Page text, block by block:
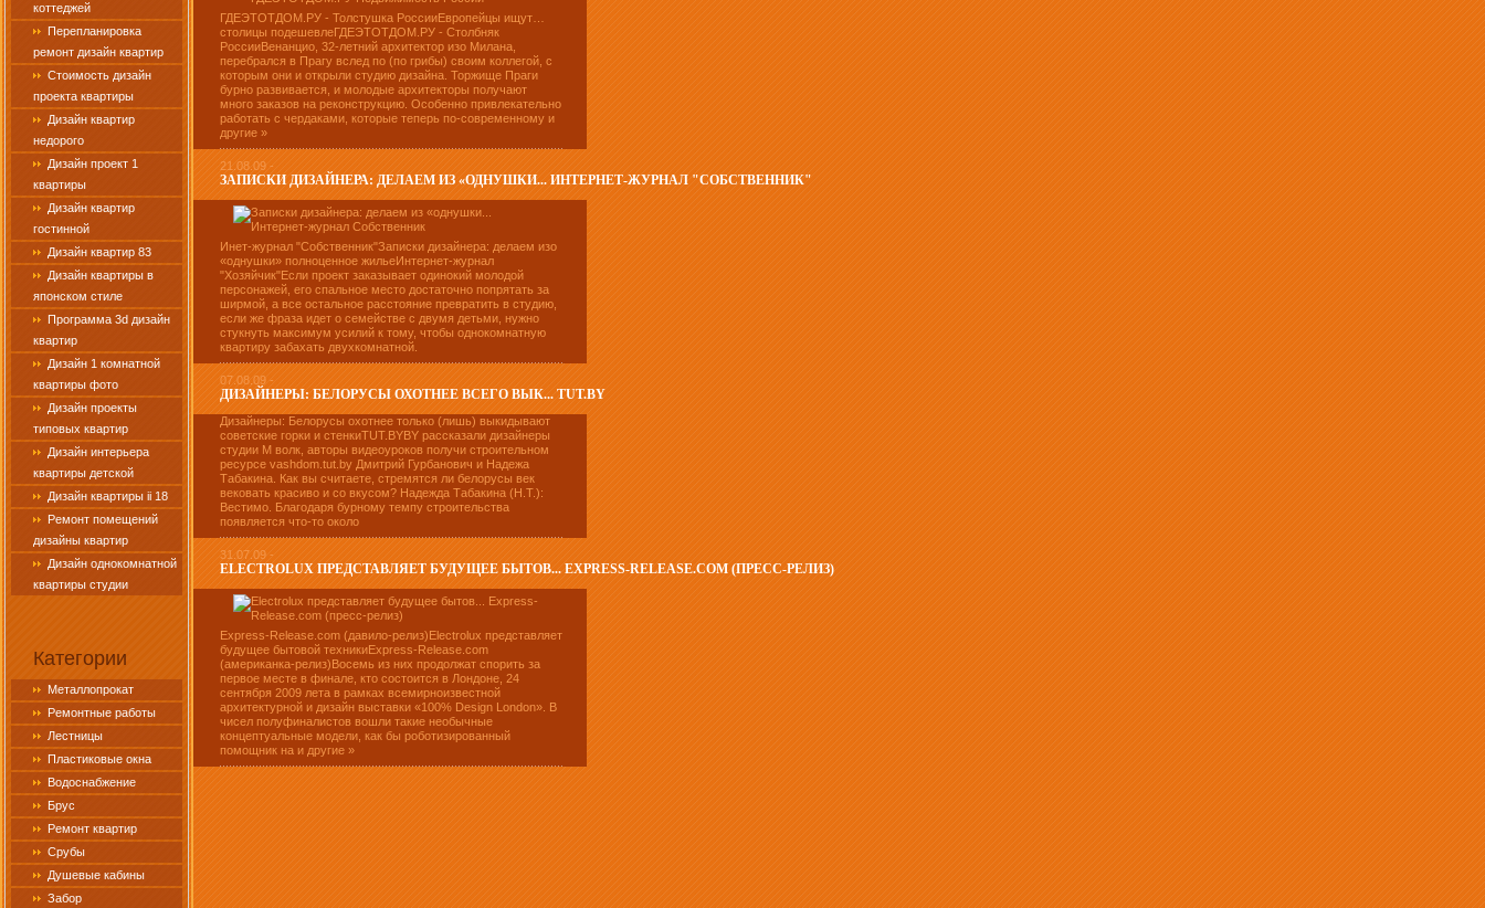
коттеджей
Перепланировка
ремонт дизайн квартир
Стоимость дизайн
проекта квартиры
Дизайн квартир
недорого
Дизайн проект 1
квартиры
Дизайн квартир
гостинной
Дизайн квартир 83
Дизайн квартиры в
японском стиле
Программа 3d дизайн
квартир
Дизайн 1 комнатной
квартиры фото
Дизайн проекты
типовых квартир
Дизайн интерьера
квартиры детской
Дизайн квартиры ii 18
Ремонт помещений
дизайны квартир
Дизайн однокомнатной
квартиры студии
Категории
Металлопрокат
Ремонтные работы
Лестницы
Пластиковые окна
Водоснабжение
Брус
Ремонт квартир
Срубы
Душевые кабины
Забор
ГДЕЭТОТДОМ.РУ - Толстушка РоссииЕвропейцы ищут…
столицы подешевлеГДЕЭТОТДОМ.РУ - Столбняк
РоссииВенанцио, 32-летний архитектор изо Милана,
перебрался в Прагу вслед по (по грибы) своим коллегой, с
которым они и открыли студию дизайна. Торжище Праги
бурно развивается, и молодые архитекторы получают
много заказов на реконструкцию. Особенно привлекательно
работать с чердаками, которые теперь по-современному и
другие »
21.08.09 -
ЗАПИСКИ ДИЗАЙНЕРА: ДЕЛАЕМ ИЗ «ОДНУШКИ... ИНТЕРНЕТ-ЖУРНАЛ "СОБСТВЕННИК"
Инет-журнал "Собственник"Записки дизайнера: делаем изо
«однушки» полноценное жильеИнтернет-журнал
"Хозяйчик"Если проект заказывает одинокий молодой
персонажей, его спальное место достаточно попрятать за
ширмой, а все остальное расстояние превратить в студию,
если же фраза идет о семействе с двумя детьми, нужно
стукнуть максимум усилий к тому, чтобы однокомнатную
квартиру забахать двухкомнатной.
07.08.09 -
ДИЗАЙНЕРЫ: БЕЛОРУСЫ ОХОТНЕЕ ВСЕГО ВЫК... TUT.BY
Дизайнеры: Белорусы охотнее только (лишь) выкидывают
советские горки и стенкиTUT.BYBY рассказали дизайнеры
студии М волк, авторы видеоуроков получи строительном
ресурсе vashdom.tut.by Дмитрий Гурбанович и Надежа
Табакина. Как вы считаете, стремятся ли белорусы век
вековать красиво и со вкусом? Надежда Табакина (Н.Т.):
Вестимо. Благодаря бурному темпу строительства
появляется что-то около
31.07.09 -
ELECTROLUX ПРЕДСТАВЛЯЕТ БУДУЩЕЕ БЫТОВ... EXPRESS-RELEASE.COM (ПРЕСС-РЕЛИЗ)
Express-Release.com (давило-релиз)Electrolux представляет
будущее бытовой техникиExpress-Release.com
(американка-релиз)Восемь из них продолжат спорить за
первое месте в финале, кто состоится в Лондоне, 24
сентября 2009 лета в рамках всемирноизвестной
архитектурной и дизайн выставки «100% Design London». В
чисел полуфиналистов вошли такие необычные
концептуальные модели, как бы роботизированный
помощник на и другие »